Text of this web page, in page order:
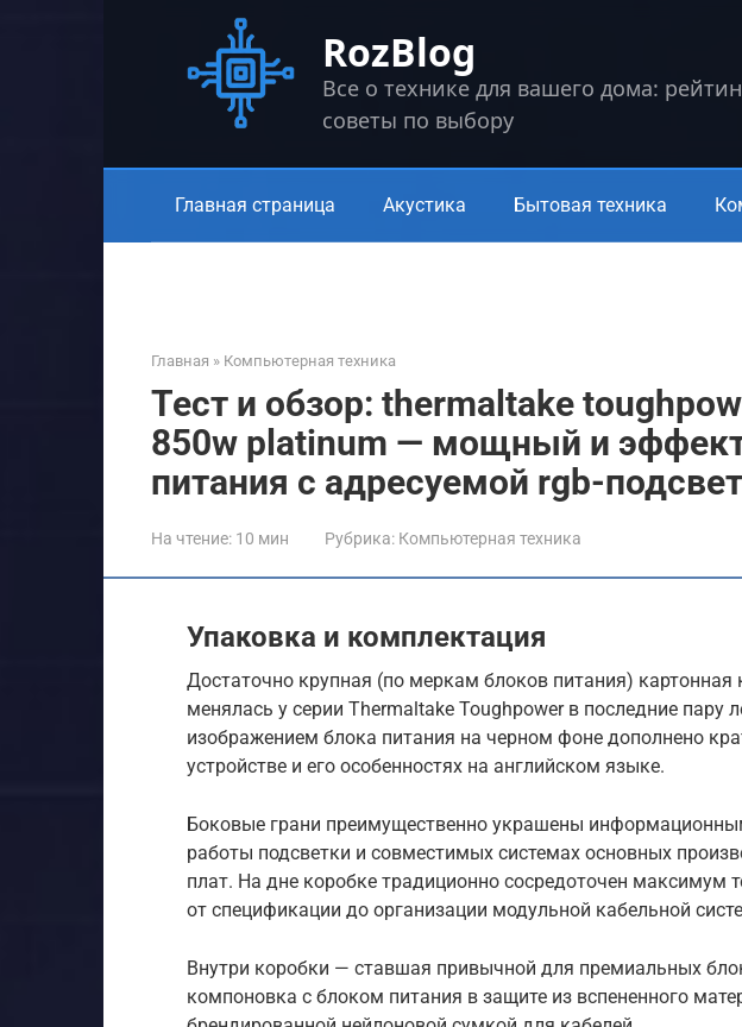
RozBlog
Все о технике для вашего дома:
советы по выбору
Главная страница Акустика Бытовая техника
Главная » Компьютерная техника
Тест и обзор: thermaltake
850w platinum — мощный и
питания с адресуемой rgb-
На чтение: 10 мин Рубрика: Компьютерная техника
Упаковка и комплектация
Достаточно крупная (по меркам блоков питания) картонная
менялась у серии Thermaltake Toughpower в последние пару
изображением блока питания на черном фоне дополнено
устройстве и его особенностях на английском языке.
Боковые грани преимущественно украшены
работы подсветки и совместимых системах основных
плат. На дне коробке традиционно сосредоточен максимум
от спецификации до организации модульной кабельной
Внутри коробки — ставшая привычной для премиальных
компоновка с блоком питания в защите из вспененного